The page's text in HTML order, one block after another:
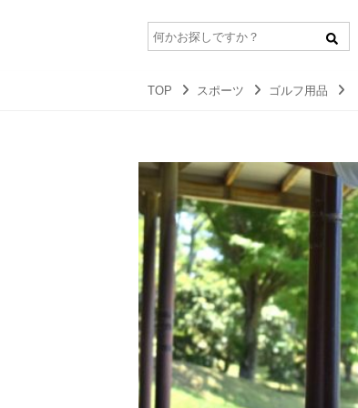
TOP スポーツ ゴルフ用品